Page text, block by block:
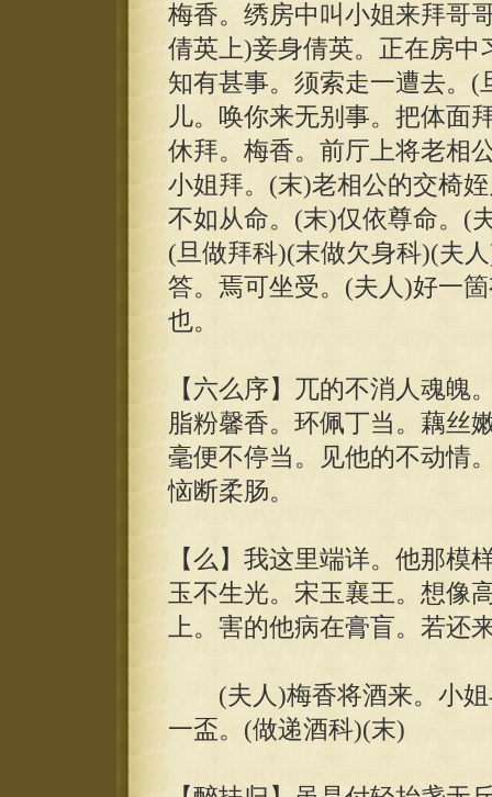
梅香。绣房中叫小姐来拜哥
倩英上)妾身倩英。正在房中
知有甚事。须索走一遭去。
儿。唤你来无别事。把体面
休拜。梅香。前厅上将老相
小姐拜。(末)老相公的交椅
不如从命。(末)仅依尊命。(
(旦做拜科)(末做欠身科)(夫
答。焉可坐受。(夫人)好一
也。
【六么序】兀的不消人魂魄
脂粉馨香。环佩丁当。藕丝
毫便不停当。见他的不动情
恼断柔肠。
【么】我这里端详。他那模
玉不生光。宋玉襄王。想像
上。害的他病在膏盲。若还
(夫人)梅香将酒来。小姐
一盃。(做递酒科)(末)